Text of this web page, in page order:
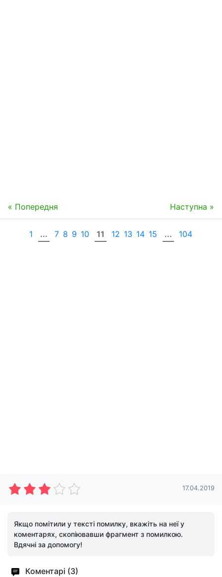
« Попередня Наступна »
1 ... 7 8 9 10 11 12 13 14 15 ... 104
17.04.2019
Якщо помітили у тексті помилку, вкажіть на неї у
коментарях, скопіювавши фрагмент з помилкою.
Вдячні за допомогу!
Коментарі (3)